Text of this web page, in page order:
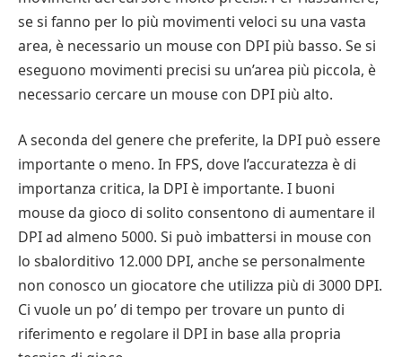
se si fanno per lo più movimenti veloci su una vasta
area, è necessario un mouse con DPI più basso. Se si
eseguono movimenti precisi su un’area più piccola, è
necessario cercare un mouse con DPI più alto.
A seconda del genere che preferite, la DPI può essere
importante o meno. In FPS, dove l’accuratezza è di
importanza critica, la DPI è importante. I buoni
mouse da gioco di solito consentono di aumentare il
DPI ad almeno 5000. Si può imbattersi in mouse con
lo sbalorditivo 12.000 DPI, anche se personalmente
non conosco un giocatore che utilizza più di 3000 DPI.
Ci vuole un po’ di tempo per trovare un punto di
riferimento e regolare il DPI in base alla propria